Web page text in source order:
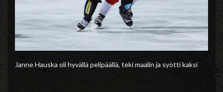
Janne Hauska oli hyvällä pelipäällä, teki maalin ja syötti kaksi